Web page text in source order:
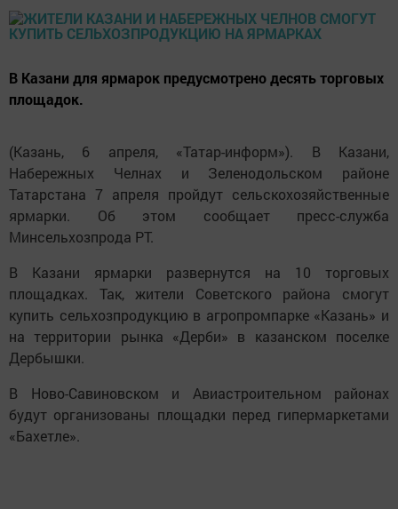
В Казани для ярмарок предусмотрено десять торговых
площадок.
(Казань, 6 апреля, «Татар-информ»). В Казани,
Набережных Челнах и Зеленодольском районе
Татарстана 7 апреля пройдут сельскохозяйственные
ярмарки. Об этом сообщает пресс-служба
Минсельхозпрода РТ.
В Казани ярмарки развернутся на 10 торговых
площадках. Так, жители Советского района смогут
купить сельхозпродукцию в агропромпарке «Казань» и
на территории рынка «Дерби» в казанском поселке
Дербышки.
В Ново-Савиновском и Авиастроительном районах
будут организованы площадки перед гипермаркетами
«Бахетле».